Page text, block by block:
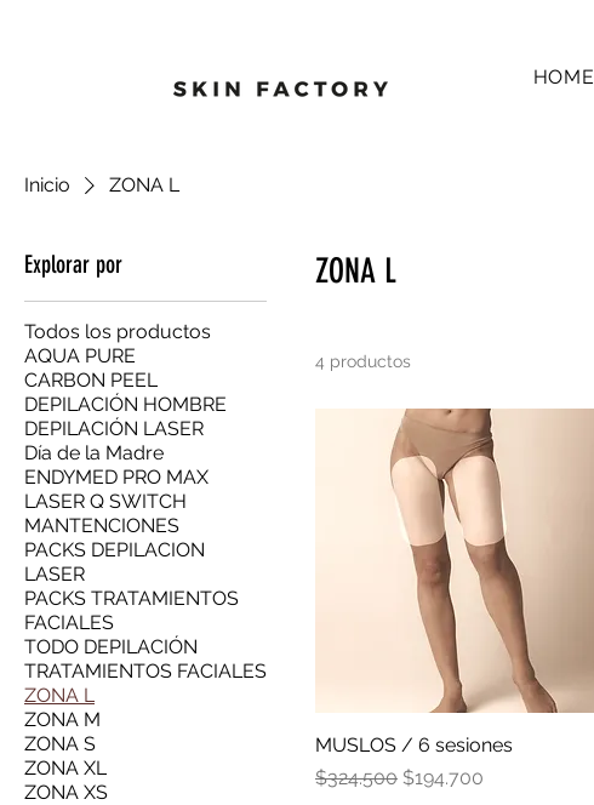
HOME
Inicio ZONA L
Explorar por
Todos los productos
AQUA PURE
CARBON PEEL
DEPILACIÓN HOMBRE
DEPILACIÓN LASER
Día de la Madre
ENDYMED PRO MAX
LASER Q SWITCH
MANTENCIONES
PACKS DEPILACION
LASER
PACKS TRATAMIENTOS
FACIALES
TODO DEPILACIÓN
TRATAMIENTOS FACIALES
ZONA L
ZONA M
ZONA S
ZONA XL
ZONA XS
ZONA L
4 productos
MUSLOS / 6 sesiones
Precio
$324.500 Precio de oferta
$194.700